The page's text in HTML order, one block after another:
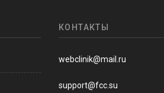
КОНТАКТЫ
webclinik@mail.ru
support@fcc.su